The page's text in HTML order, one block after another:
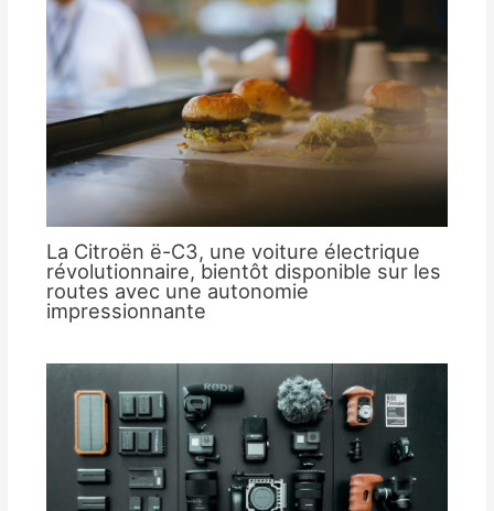
La Citroën ë-C3, une voiture électrique
révolutionnaire, bientôt disponible sur les
routes avec une autonomie
impressionnante